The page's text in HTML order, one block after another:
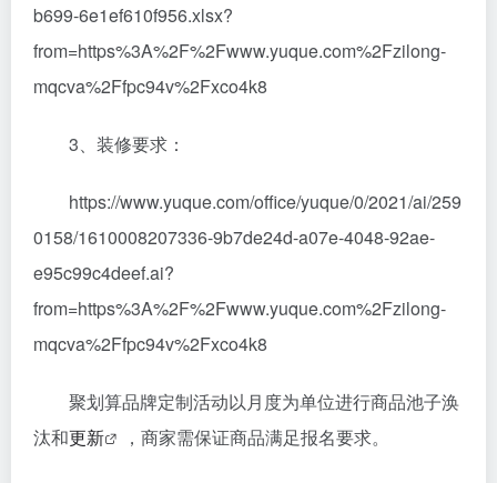
b699-6e1ef610f956.xlsx?
from=https%3A%2F%2Fwww.yuque.com%2Fzilong-
mqcva%2Ffpc94v%2Fxco4k8
3、装修要求：
https://www.yuque.com/office/yuque/0/2021/ai/259
0158/1610008207336-9b7de24d-a07e-4048-92ae-
e95c99c4deef.ai?
from=https%3A%2F%2Fwww.yuque.com%2Fzilong-
mqcva%2Ffpc94v%2Fxco4k8
聚划算品牌定制活动以月度为单位进行商品池子涣
汰和更新 ，商家需保证商品满足报名要求。